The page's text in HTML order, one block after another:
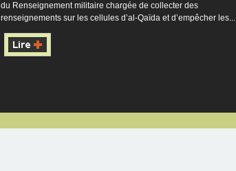
du Renseignement militaire chargée de collecter des
renseignements sur les cellules d’al-Qaïda et d’empêcher les...